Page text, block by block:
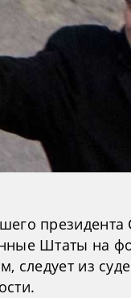
Штаты на
следует из